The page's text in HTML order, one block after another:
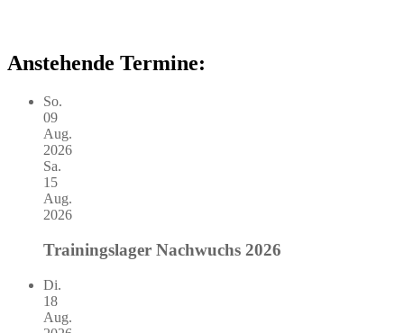
Anstehende Termine:
So.
09
Aug.
2026
Sa.
15
Aug.
2026
Trainingslager Nachwuchs 2026
Di.
18
Aug.